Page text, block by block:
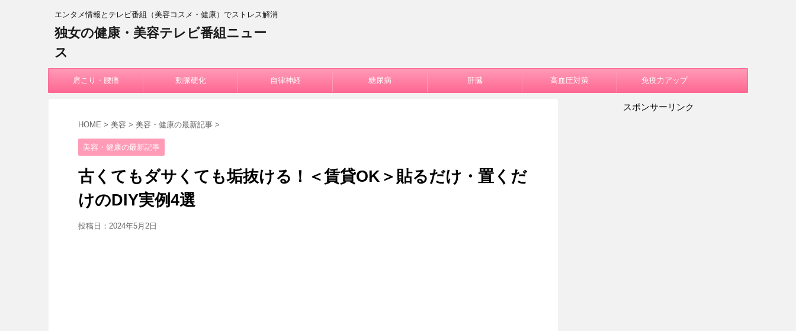
エンタメ情報とテレビ番組（美容コスメ・健康）でストレス解消
独女の健康・美容テレビ番組ニュー
ス
肩こり・腰痛 動脈硬化 自律神経 糖尿病 肝臓 高血圧対策 免疫力アップ
HOME > 美容 > 美容・健康の最新記事 >
美容・健康の最新記事
古くてもダサくても垢抜ける！＜賃貸OK＞貼るだけ・置くだ
けのDIY実例4選
投稿日： 2024年5月2日
スポンサーリンク